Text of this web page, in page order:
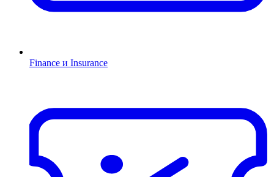
Finance и Insurance